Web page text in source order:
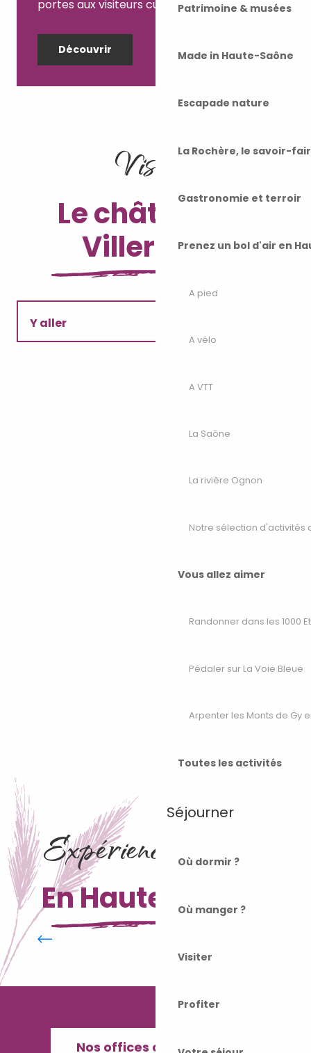
Patrimoine & musées
Made in Haute-Saône
Escapade nature
La Rochère, le savoir-
Gastronomie et terroir
Prenez un bol d'air en
A pied
A vélo
A VTT
La Saône
La rivière Ognon
Notre sélection d'activités
Vous allez aimer
Randonner dans les 1000
Pédaler sur La Voie Bleue
Arpenter les Monts de Gy
Toutes les activités
Séjourner
Où dormir ?
Où manger ?
Visiter
Profiter
portes aux visiteurs curieux.
Découvrir
Visiter
Le château de
Villersexel
Y aller
Expériences à vivre
En Haute-Saône
La Ville haute de Gray
Nos offices de Tourisme